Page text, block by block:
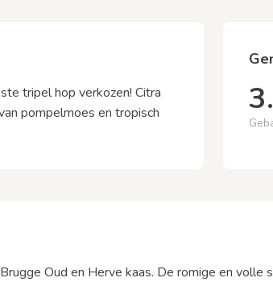
tripel hop verkozen! Citra
pompelmoes en tropisch
Oud en Herve kaas. De romige en volle